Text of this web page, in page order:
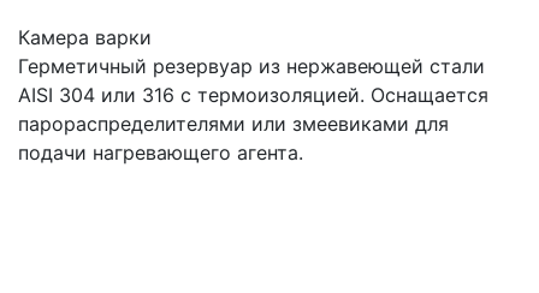
Камера варки
Герметичный резервуар из нержавеющей стали
AISI 304 или 316 с термоизоляцией. Оснащается
парораспределителями или змеевиками для
подачи нагревающего агента.